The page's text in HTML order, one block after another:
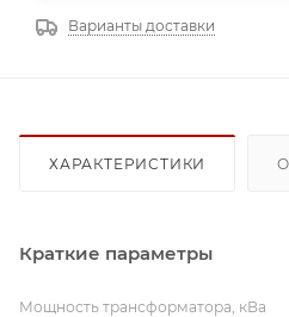
Варианты доставки
ХАРАКТЕРИСТИКИ
Краткие параметры
Мощность трансформатора, кВа